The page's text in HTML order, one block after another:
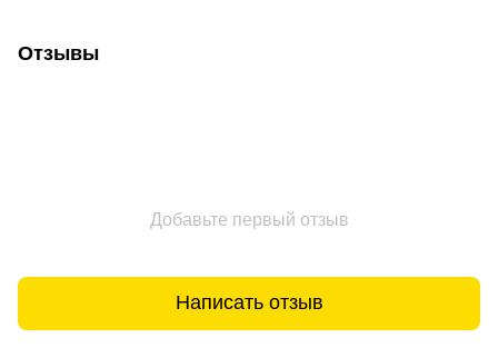
Отзывы
Добавьте первый отзыв
Написать отзыв